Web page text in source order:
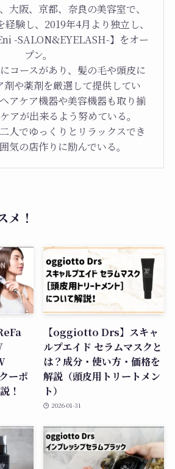
大阪、京都、奈良の美容室で、
験し、2019年4月より独立し、
-SALON&EYELASH-】をオー
プン。
コースがあり、髪の毛や頭皮に
剤や薬剤を厳選して提供してい
アケア機器や美容機器も取り揃
アが出来るよう努めている。
人でゆっくりとリラックスでき
気の店作りに励んでいる。
メ！
ーポ
！
【oggiotto Drs】スキャ
ルプエイド セラムマスクと
は？成分・使い方・価格を
解説（頭皮用トリートメン
ト）
2026-01-31